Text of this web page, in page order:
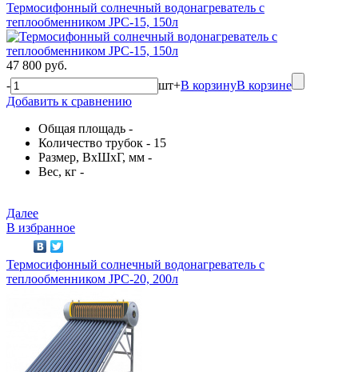
Термосифонный солнечный водонагреватель с
теплообменником JPC-15, 150л
47 800 руб.
-
шт+В корзинуВ корзине
Добавить к сравнению
Общая площадь -
Количество трубок - 15
Размер, ВхШхГ, мм -
Вес, кг -
Далее
В избранное
Термосифонный солнечный водонагреватель с
теплообменником JPC-20, 200л